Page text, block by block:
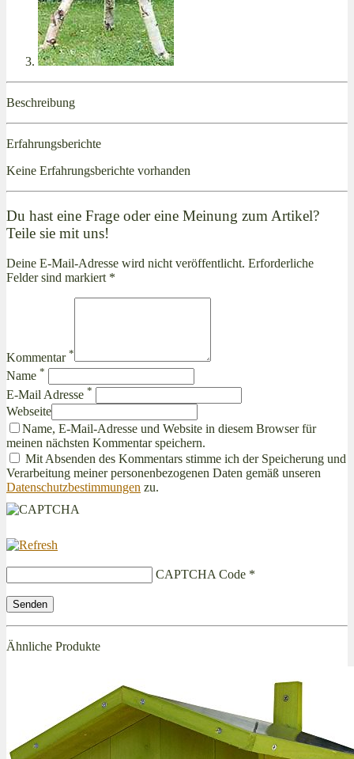
Beschreibung
Erfahrungsberichte
Keine Erfahrungsberichte vorhanden
Du hast eine Frage oder eine Meinung zum Artikel?
Teile sie mit uns!
Deine E-Mail-Adresse wird nicht veröffentlicht. Erforderliche
Felder sind markiert *
Kommentar *
Name *
E-Mail Adresse *
Webseite
Name, E-Mail-Adresse und Website in diesem Browser für
meinen nächsten Kommentar speichern.
Mit Absenden des Kommentars stimme ich der Speicherung und
Verarbeitung meiner personenbezogenen Daten gemäß unseren
Datenschutzbestimmungen zu.
CAPTCHA Code *
Ähnliche Produkte